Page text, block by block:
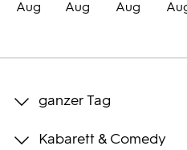
Aug Aug Aug
ganzer Tag
Kabarett & Comedy